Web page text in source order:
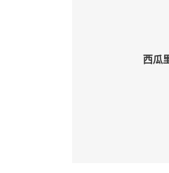
西瓜